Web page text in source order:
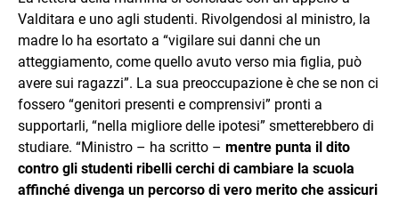
Valditara e uno agli studenti. Rivolgendosi al ministro, la
madre lo ha esortato a “vigilare sui danni che un
atteggiamento, come quello avuto verso mia figlia, può
avere sui ragazzi”. La sua preoccupazione è che se non ci
fossero “genitori presenti e comprensivi” pronti a
supportarli, “nella migliore delle ipotesi” smetterebbero di
studiare. “Ministro – ha scritto – mentre punta il dito
contro gli studenti ribelli cerchi di cambiare la scuola
affinché divenga un percorso di vero merito che assicuri